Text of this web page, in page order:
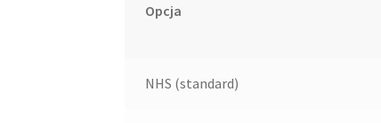
Opcja
NHS (standard)